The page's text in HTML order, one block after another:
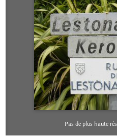
Pas de plus haute